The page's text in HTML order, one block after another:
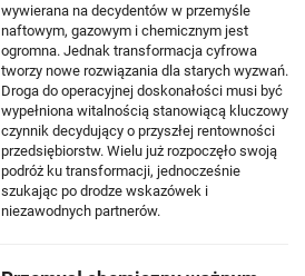
wywierana na decydentów w przemyśle
naftowym, gazowym i chemicznym jest
ogromna. Jednak transformacja cyfrowa
tworzy nowe rozwiązania dla starych wyzwań.
Droga do operacyjnej doskonałości musi być
wypełniona witalnością stanowiącą kluczowy
czynnik decydujący o przyszłej rentowności
przedsiębiorstw. Wielu już rozpoczęło swoją
podróż ku transformacji, jednocześnie
szukając po drodze wskazówek i
niezawodnych partnerów.